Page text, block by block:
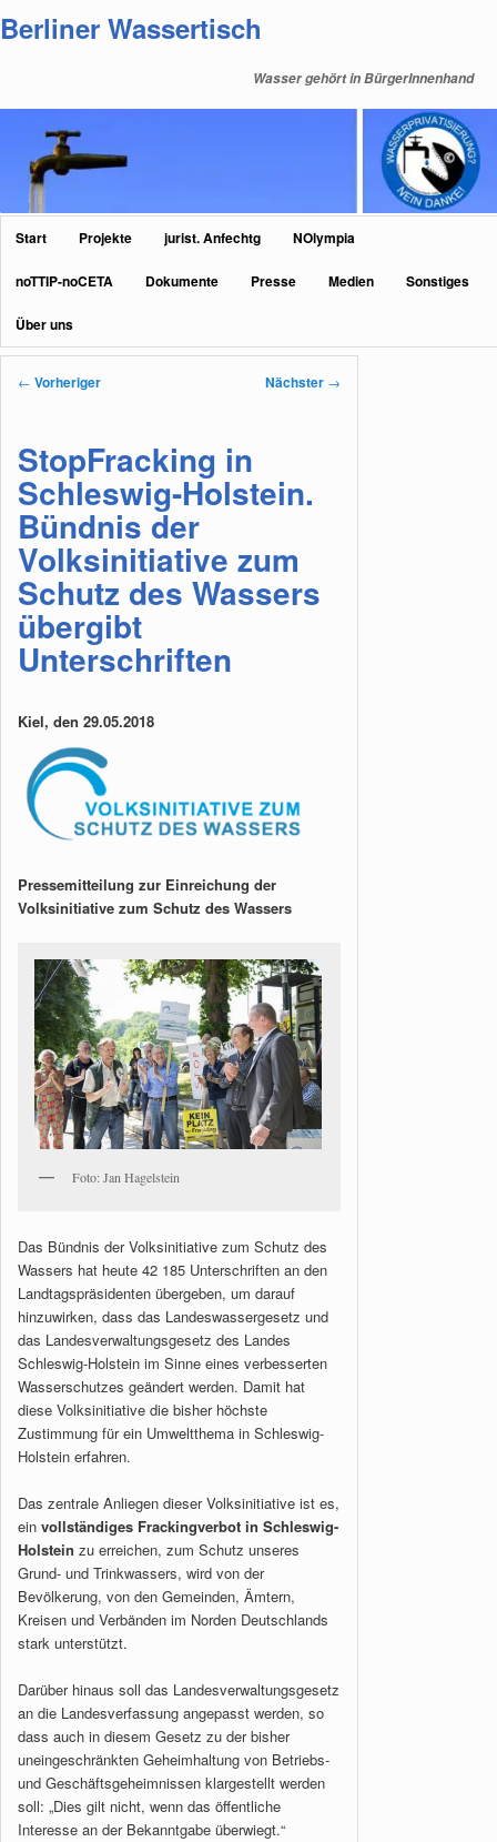
primären
Berliner Wassertisch
Wasser gehört in BürgerInnenhand
Hauptmenü
Start Projekte jurist. Anfechtg NOlympia
noTTIP-noCETA Dokumente Presse Medien Sonstiges
Über uns
Beitragsnavigation
← Vorheriger Nächster →
StopFracking in
Schleswig-Holstein.
Bündnis der
Volksinitiative zum
Schutz des Wassers
übergibt
Unterschriften
Kiel, den 29.05.2018
Pressemitteilung zur Einreichung der
Volksinitiative zum Schutz des Wassers
Foto: Jan Hagelstein
Das Bündnis der Volksinitiative zum Schutz des
Wassers hat heute 42 185 Unterschriften an den
Landtagspräsidenten übergeben, um darauf
hinzuwirken, dass das Landeswassergesetz und
das Landesverwaltungsgesetz des Landes
Schleswig-Holstein im Sinne eines verbesserten
Wasserschutzes geändert werden. Damit hat
diese Volksinitiative die bisher höchste
Zustimmung für ein Umweltthema in Schleswig-
Holstein erfahren.
Das zentrale Anliegen dieser Volksinitiative ist es,
ein vollständiges Frackingverbot in Schleswig-
Holstein zu erreichen, zum Schutz unseres
Grund- und Trinkwassers, wird von der
Bevölkerung, von den Gemeinden, Ämtern,
Kreisen und Verbänden im Norden Deutschlands
stark unterstützt.
Darüber hinaus soll das Landesverwaltungsgesetz
an die Landesverfassung angepasst werden, so
dass auch in diesem Gesetz zu der bisher
uneingeschränkten Geheimhaltung von Betriebs-
und Geschäftsgeheimnissen klargestellt werden
soll: „Dies gilt nicht, wenn das öffentliche
Interesse an der Bekanntgabe überwiegt.“